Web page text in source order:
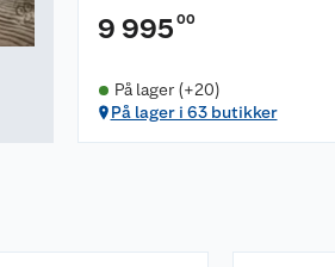
9 995 00
På lager (+20)
På lager i 63 butikker